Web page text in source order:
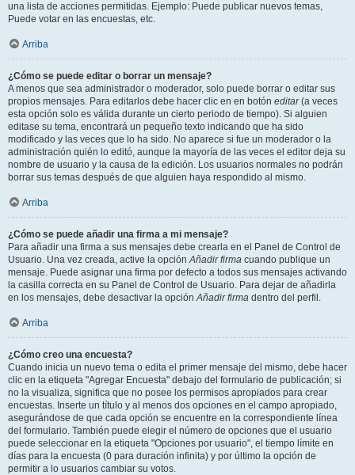
una lista de acciones permitidas. Ejemplo: Puede publicar nuevos temas,
Puede votar en las encuestas, etc.
Arriba
¿Cómo se puede editar o borrar un mensaje?
A menos que sea administrador o moderador, solo puede borrar o editar sus
propios mensajes. Para editarlos debe hacer clic en en botón editar(a veces
esta opción solo es válida durante un cierto periodo de tiempo). Si alguien
editase su tema, encontrará un pequeño texto indicando que ha sido
modificado y las veces que lo ha sido. No aparece si fue un moderador o la
administración quién lo editó, aunque la mayoría de las veces el editor deja su
nombre de usuario y la causa de la edición. Los usuarios normales no podrán
borrar sus temas después de que alguien haya respondido al mismo.
Arriba
¿Cómo se puede añadir una firma a mi mensaje?
Para añadir una firma a sus mensajes debe crearla en el Panel de Control de
Usuario. Una vez creada, active la opciónAñadir firma cuando publique un
mensaje. Puede asignar una firma por defecto a todos sus mensajes activando
la casilla correcta en su Panel de Control de Usuario. Para dejar de añadirla
en los mensajes, debe desactivar la opciónAñadir firma dentro del perfil.
Arriba
¿Cómo creo una encuesta?
Cuando inicia un nuevo tema o edita el primer mensaje del mismo, debe hacer
clic en la etiqueta "Agregar Encuesta" debajo del formulario de publicación; si
no la visualiza, significa que no posee los permisos apropiados para crear
encuestas. Inserte un título y al menos dos opciones en el campo apropiado,
asegurándose de que cada opción se encuentre en la correspondiente línea
del formulario. También puede elegir el número de opciones que el usuario
puede seleccionar en la etiqueta "Opciones por usuario", el tiempo límite en
días para la encuesta (0 para duración infinita) y por último la opción de
permitir a lo usuarios cambiar su votos.